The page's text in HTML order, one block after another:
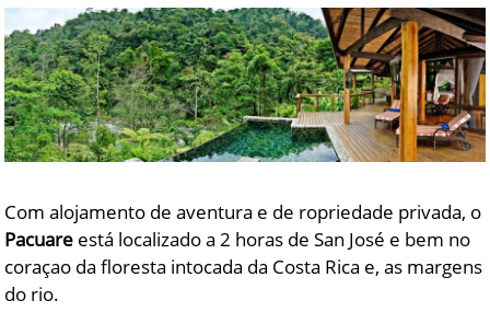
ÚLTIMAS NOTÍCIAS
FALE CONOSCO
Com alojamento de aventura e de ropriedade privada, o
Pacuare está localizado a 2 horas de San José e bem no
coraçao da floresta intocada da Costa Rica e, as margens
do rio.